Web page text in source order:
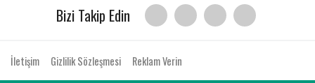
Bizi Takip Edin
İletişim Gizlilik Sözleşmesi Reklam Verin